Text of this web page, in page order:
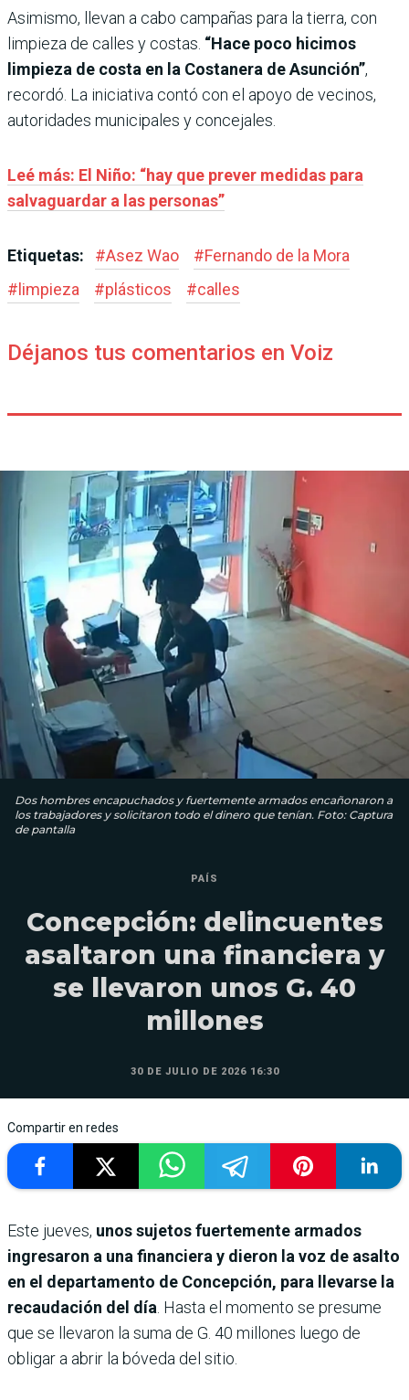
Asimismo, llevan a cabo campañas para la tierra, con
limpieza de calles y costas. “Hace poco hicimos
limpieza de costa en la Costanera de Asunción”,
recordó. La iniciativa contó con el apoyo de vecinos,
autoridades municipales y concejales.
Leé más: El Niño: “hay que prever medidas para
salvaguardar a las personas”
Etiquetas: #Asez Wao #Fernando de la Mora
# limpieza #plásticos #calles
Déjanos tus comentarios en Voiz
Dos hombres encapuchados y fuertemente armados encañonaron a
los trabajadores y solicitaron todo el dinero que tenían. Foto: Captura
de pantalla
PAÍS
Concepción: delincuentes
asaltaron una financiera y
se llevaron unos G. 40
millones
30 DE JULIO DE 2026 16:30
Compartir en redes
Este jueves, unos sujetos fuertemente armados
ingresaron a una financiera y dieron la voz de asalto
en el departamento de Concepción, para llevarse la
recaudación del día. Hasta el momento se presume
que se llevaron la suma de G. 40 millones luego de
obligar a abrir la bóveda del sitio.